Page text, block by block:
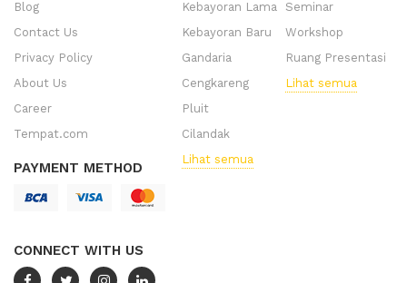
Blog
Contact Us
Privacy Policy
About Us
Career
Tempat.com
PAYMENT METHOD
CONNECT WITH US
Kebayoran Lama
Kebayoran Baru
Gandaria
Cengkareng
Pluit
Cilandak
Lihat semua
Seminar
Workshop
Ruang Presentasi
Lihat semua